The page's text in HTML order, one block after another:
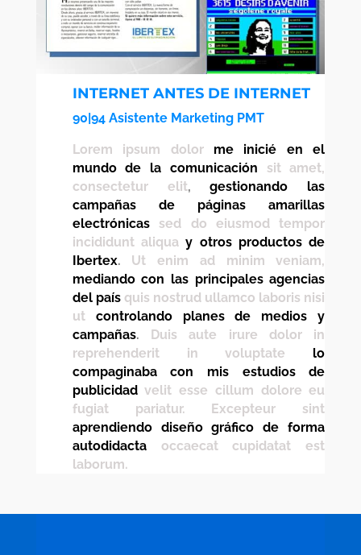
INTERNET ANTES DE INTERNET
90|94 Asistente Marketing PMT
Lorem ipsum dolor
me inicié en el
mundo de la comunicación
sit amet,
consectetur elit,gestionando las
campañas de páginas amarillas
electrónicas
sed do eiusmod tempor
incididunt aliqua y otros productos de
Ibertex. Ut enim ad minim veniam,
mediando con las principales agencias
del país quis nostrud ullamco laboris nisi
ut
controlando planes de medios y
campañas.
Duis aute irure dolor in
reprehenderit in voluptate
lo
compaginaba con mis estudios de
publicidad velit esse cillum dolore eu
fugiat pariatur. Excepteur sint
aprendiendo diseño gráfico de forma
autodidacta
occaecat cupidatat est
laborum.